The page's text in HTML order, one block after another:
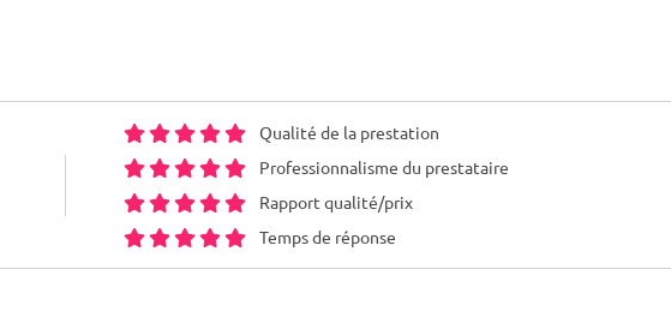
Qualité de la prestation
Professionnalisme du prestataire
Rapport qualité/prix
Temps de réponse